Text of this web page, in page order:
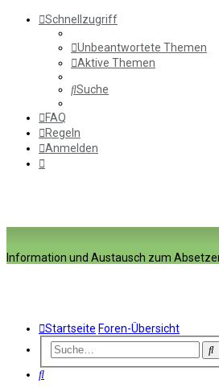
Schnellzugriff
Unbeantwortete Themen
Aktive Themen
Suche
FAQ
Regeln
Anmelden
Information und Austausch zum
Startseite Foren-Übersicht
Suche